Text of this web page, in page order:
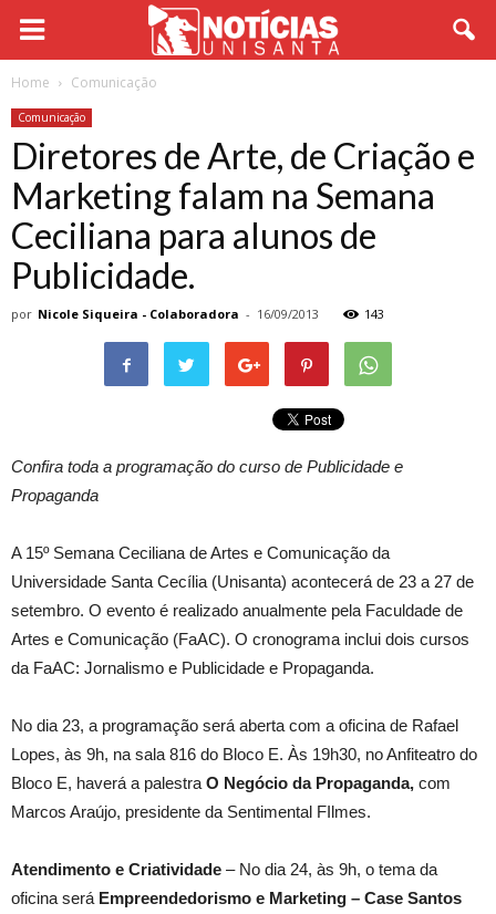
Home Comunicação
Comunicação
Diretores de Arte, de Criação e
Marketing falam na Semana
Ceciliana para alunos de
Publicidade.
por Nicole Siqueira - Colaboradora - 16/09/2013 143
Confira toda a programação do curso de Publicidade e
Propaganda
A 15º Semana Ceciliana de Artes e Comunicação da
Universidade Santa Cecília (Unisanta) acontecerá de 23 a 27 de
setembro. O evento é realizado anualmente pela Faculdade de
Artes e Comunicação (FaAC). O cronograma inclui dois cursos
da FaAC: Jornalismo e Publicidade e Propaganda.
No dia 23, a programação será aberta com a oficina de Rafael
Lopes, às 9h, na sala 816 do Bloco E. Às 19h30, no Anfiteatro do
Bloco E, haverá a palestra O Negócio da Propaganda, com
Marcos Araújo, presidente da Sentimental FIlmes.
Atendimento e Criatividade – No dia 24, às 9h, o tema da
oficina será Empreendedorismo e Marketing – Case Santos